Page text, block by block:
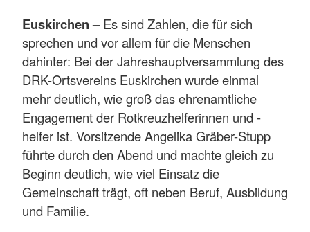
Euskirchen –Es sind Zahlen, die für sich
sprechen und vor allem für die Menschen
dahinter: Bei der Jahreshauptversammlung des
DRK-Ortsvereins Euskirchen wurde einmal
mehr deutlich, wie groß das ehrenamtliche
Engagement der Rotkreuzhelferinnen und -
helfer ist. Vorsitzende Angelika Gräber-Stupp
führte durch den Abend und machte gleich zu
Beginn deutlich, wie viel Einsatz die
Gemeinschaft trägt, oft neben Beruf, Ausbildung
und Familie.